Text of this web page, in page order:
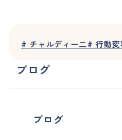
ブログ
ブログ
# チャルディー二#行動変